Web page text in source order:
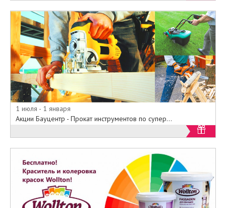
1 июля - 1 января
Акции Бауцентр - Прокат инструментов по супер...